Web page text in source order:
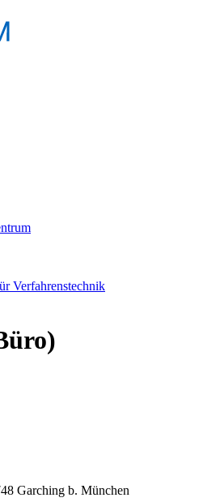
Verfahrenstechnik
Garching b. München